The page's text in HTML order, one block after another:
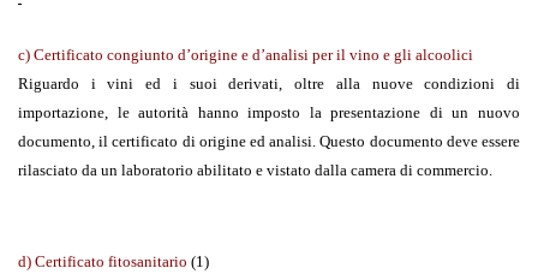
c) Certificato congiunto d’origine e d’analisi per il vino e gli alcoolici
Riguardo i vini ed i suoi derivati, oltre alla nuove condizioni di
importazione, le autorità hanno imposto la presentazione di un nuovo
documento, il certificato di origine ed analisi. Questo documento deve essere
rilasciato da un laboratorio abilitato e vistato dalla camera di commercio.
d) Certificato fitosanitario (1)